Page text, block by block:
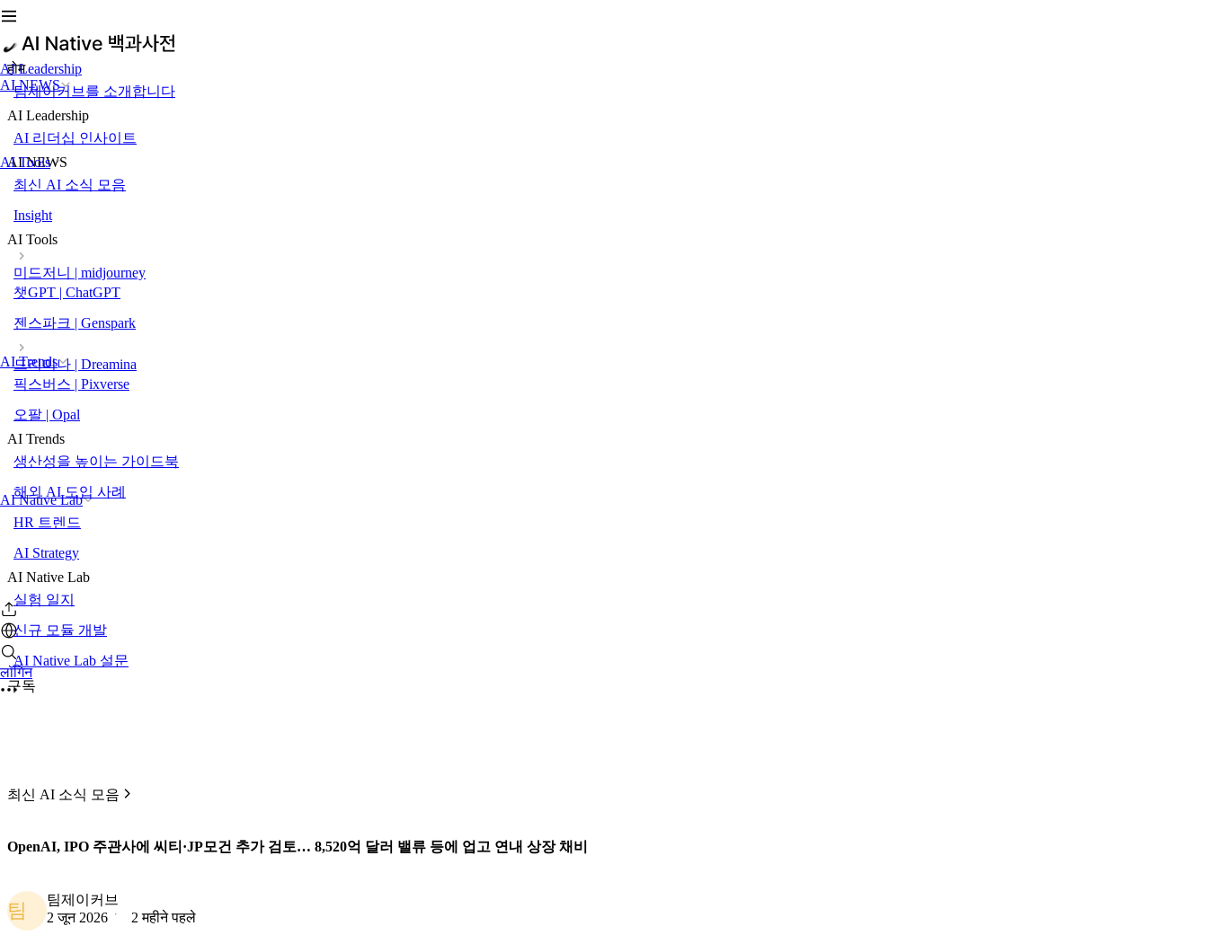
AI Leadership
AI NEWS
AI Tools
AI Trends
AI Native Lab
लॉगिन
होम
팀제이커브를 소개합니다
AI Leadership
AI 리더십 인사이트
AI NEWS
최신 AI 소식 모음
Insight
AI Tools
미드저니 | midjourney
챗GPT | ChatGPT
젠스파크 | Genspark
드리미나 | Dreamina
픽스버스 | Pixverse
오팔 | Opal
AI Trends
생산성을 높이는 가이드북
해외 AI 도입 사례
HR 트렌드
AI Strategy
AI Native Lab
실험 일지
신규 모듈 개발
AI Native Lab 설문
구독
최신 AI 소식 모음
OpenAI, IPO 주관사에 씨티·JP모건 추가 검토… 8,520억 달러 밸류 등에 업고 연내 상장 채비
팀
팀제이커브
2 जून 2026
2 महीने पहले